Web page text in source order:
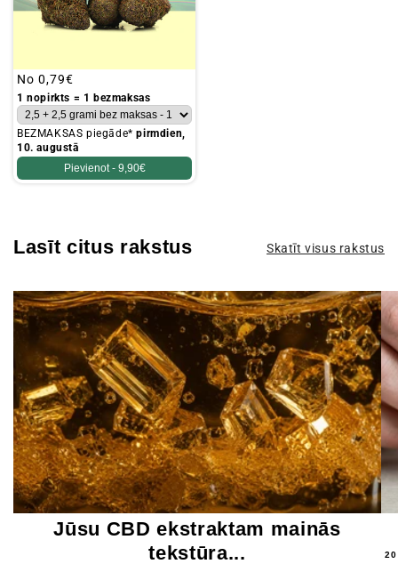
Parastā
cena
No 0,79€
1 nopirkts = 1 bezmaksas
BEZMAKSAS piegāde*pirmdien,
10. augustā
Pievienot - 9,90€
Lasīt citus rakstus Skatīt visus rakstus
Jūsu CBD ekstraktam mainās
tekstūra...